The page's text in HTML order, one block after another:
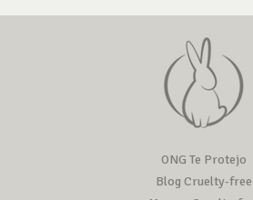
ONG Te Protejo
Blog Cruelty-free